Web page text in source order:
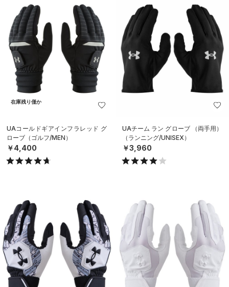
在庫残り僅か
UAコールドギアインフラレッド グ
ローブ（ゴルフ/MEN）
￥4,400
UAチーム ラン グローブ （両手用）
（ランニング/UNISEX）
￥3,960